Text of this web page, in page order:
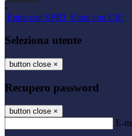
-
Entra con SPID Entra con CIE
Seleziona utente
button close ×
Recupero password
button close ×
E-